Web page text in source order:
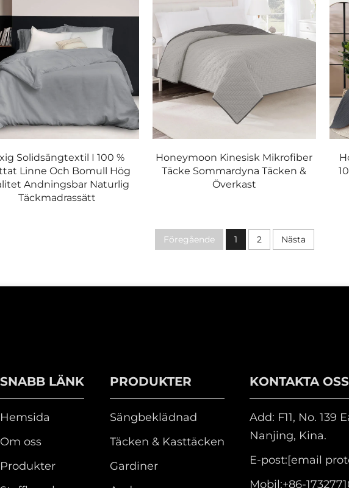
med miljövänliga processer:
fria textilier.
det är en fusion av innovation, komfort och elegans. Med 30+ års erfarenhet
om du behöver lyxiga hotelltäckena, mysiga hemlakan eller anpassade
Solidsängtextil I 100 %
Linne Och Bomull Hög
Andningsbar Naturlig
Täckmadrassätt
Honeymoon Kinesisk Mikrofiber
Täcke Sommardyna Täcken &
Överkast
Föregående 1 2 Nästa
SNABB LÄNK
Hemsida
Om oss
Produkter
PRODUKTER
Sängbeklädnad
Täcken & Kasttäcken
Gardiner
KONTAKTA OSS
Add: F11, No. 139
Nanjing, Kina.
E-post:[email
Mobil:+86-